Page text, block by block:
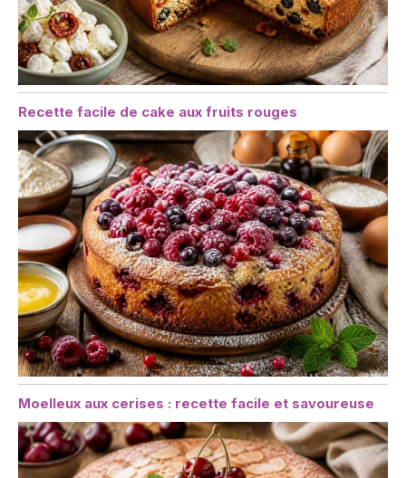
Recette facile de cake aux fruits rouges
Moelleux aux cerises : recette facile et savoureuse